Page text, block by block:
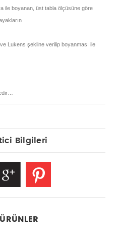
ile boyanan, üst tabla ölçüsüne göre
Lukens şekline verilip boyanması ile
Bilgileri